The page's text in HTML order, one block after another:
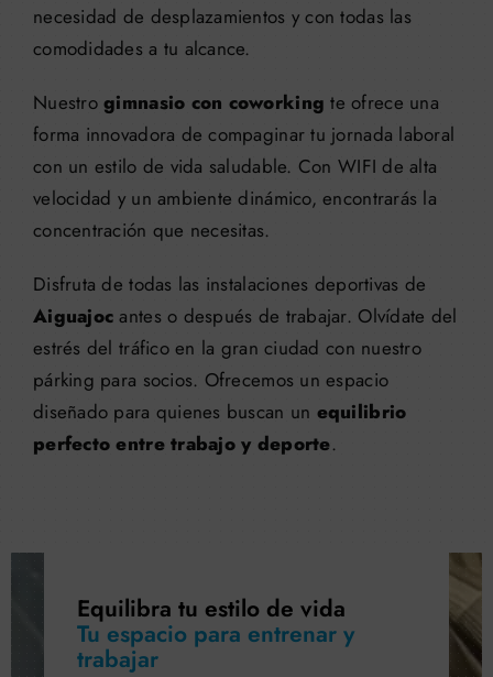
necesidad de desplazamientos y con todas las
comodidades a tu alcance.
Nuestrogimnasio con coworking te ofrece una
forma innovadora de compaginar tu jornada laboral
con un estilo de vida saludable. Con WIFI de alta
velocidad y un ambiente dinámico, encontrarás la
concentración que necesitas.
Disfruta de todas las instalaciones deportivas de
Aiguajoc antes o después de trabajar. Olvídate del
estrés del tráfico en la gran ciudad con nuestro
párking para socios. Ofrecemos un espacio
diseñado para quienes buscan un equilibrio
perfecto entre trabajo y deporte.
Equilibra tu estilo de vida
Tu espacio para entrenar y
trabajar